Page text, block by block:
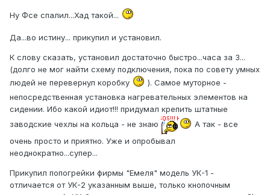
Ну Фсе спалил...Хад такой...
Да...во истину... прикупил и установил.
К слову сказать, установил достаточно быстро...часа за 3...
(долго не мог найти схему подключения, пока по совету умных
людей не перевернул коробку
). Самое муторное -
непосредственная установка нагревательных элементов на
сидении. Ибо какой идиот!!! придумал крепить штатные
заводские чехлы на кольца - не знаю
А так - все
очень просто и приятно. Уже и опробывал
неоднократно...супер...
Прикупил попогрейки фирмы "Емеля" модель УК-1 -
отличается от УК-2 указанным выше, только кнопочным